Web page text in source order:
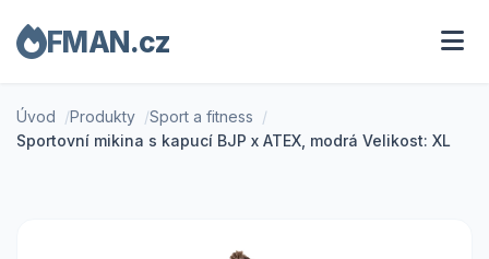
FMAN.cz
Úvod Produkty
Sport a fitness
Sportovní mikina s kapucí BJP x ATEX, modrá Velikost: XL